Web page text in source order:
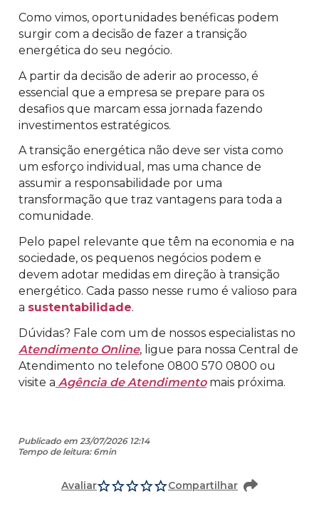
Como vimos, oportunidades benéficas podem
surgir com a decisão de fazer a transição
energética do seu negócio.
A partir da decisão de aderir ao processo, é
essencial que a empresa se prepare para os
desafios que marcam essa jornada fazendo
investimentos estratégicos.
A transição energética não deve ser vista como
um esforço individual, mas uma chance de
assumir a responsabilidade por uma
transformação que traz vantagens para toda a
comunidade.
Pelo papel relevante que têm na economia e na
sociedade, os pequenos negócios podem e
devem adotar medidas em direção à transição
energético. Cada passo nesse rumo é valioso para
a sustentabilidade.
Dúvidas? Fale com um de nossos especialistas no
Atendimento Online, ligue para nossa Central de
Atendimento no telefone 0800 570 0800 ou
visite a Agência de Atendimentomais próxima.
Publicado em 23/07/2026 12:14
Tempo de leitura: 6min
Avaliar Compartilhar